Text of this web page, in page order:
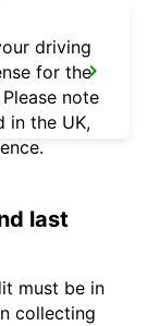
driving
for the
note
in the UK,
last
must be in
collecting